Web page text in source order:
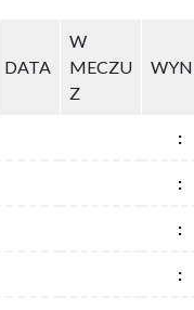
DATA
W
MECZU
Z
:
:
:
:
DATA
W
MECZU
Z
:
:
:
: